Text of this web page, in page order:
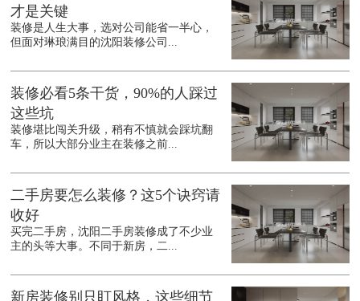
才是关键
装修是人生大事，选对公司能省一半心，
但面对琳琅满目的沈阳装修公司...
装修必看5条干货，90%的人踩过
这些坑
装修堪比闯关升级，稍有不慎就会踩坑翻
车，所以大部分业主在装修之前...
二手房要怎么装修？这5个诀窍请
收好
买完二手房，沈阳二手房装修成了不少业
主的头等大事。不同于新房，二...
新房装修别只盯风格，这些细节